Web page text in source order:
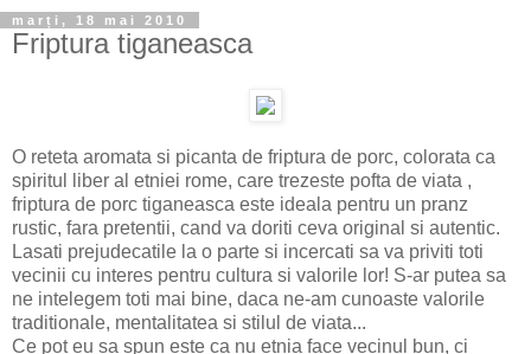
marți, 18 mai 2010
Friptura tiganeasca
O reteta aromata si picanta de friptura de porc, colorata ca
spiritul liber al etniei rome, care trezeste pofta de viata ,
friptura de porc tiganeasca este ideala pentru un pranz
rustic, fara pretentii, cand va doriti ceva original si autentic.
Lasati prejudecatile la o parte si incercati sa va priviti toti
vecinii cu interes pentru cultura si valorile lor! S-ar putea sa
ne intelegem toti mai bine, daca ne-am cunoaste valorile
traditionale, mentalitatea si stilul de viata...
Ce pot eu sa spun este ca nu etnia face vecinul bun, ci